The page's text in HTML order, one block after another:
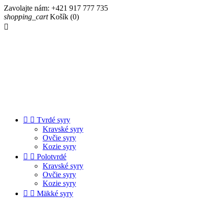
Zavolajte nám: +421 917 777 735
shopping_cart Košík (0)

  Tvrdé syry
Kravské syry
Ovčie syry
Kozie syry
  Polotvrdé
Kravské syry
Ovčie syry
Kozie syry
  Mäkké syry